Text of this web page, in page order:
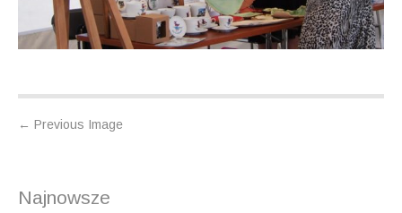
P
t
← Previous Image
Najnowsze